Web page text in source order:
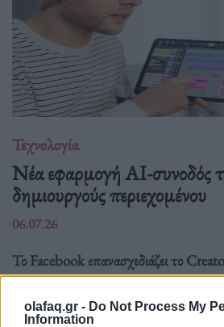
olafaq.gr - Do Not Process My
Information
Τεχνολογία
Νέα εφαρμογή AI-συνοδός
δημιουργούς περιεχομένου
06.07.26
Το Facebook επανασχεδιάζει το
εφαρμογή με AI βοηθό: